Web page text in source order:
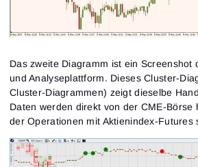
Das zweite Diagramm ist ein Screenshot
und Analyseplattform. Dieses Cluster-
Cluster-Diagrammen) zeigt dieselbe
Daten werden direkt von der CME-Börse
der Operationen mit Aktienindex-Futures